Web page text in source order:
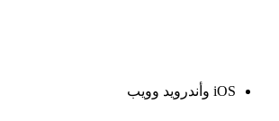
iOS وأندرويد وويب